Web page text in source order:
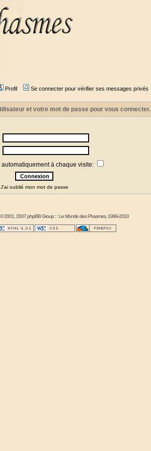
Profil Se connecter pour vérifier ses messages privés
et votre mot de passe pour vous connecter.
à chaque visite:
J'ai oublié mon mot de passe
2001, 2007 phpBB Group : :Le Monde des Phasmes, 1999-2010